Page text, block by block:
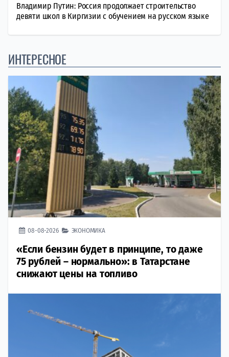
Владимир Путин: Россия продолжает строительство
девяти школ в Киргизии с обучением на русском языке
ИНТЕРЕСНОЕ
08-08-2026 ЭКОНОМИКА
«Если бензин будет в принципе, то даже
75 рублей – нормально»: в Татарстане
снижают цены на топливо